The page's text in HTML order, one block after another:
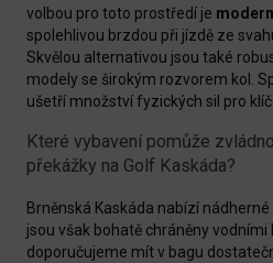
volbou pro toto prostředí je
spolehlivou brzdou při jízdě ze
Skvělou alternativou jsou také
modely se širokým rozvorem kol.
ušetří množství fyzických sil pro
Které vybavení pomůže
překážky na Golf Kaskáda?
Brněnská Kaskáda nabízí
jsou však bohatě chráněny
doporučujeme mít v bagu